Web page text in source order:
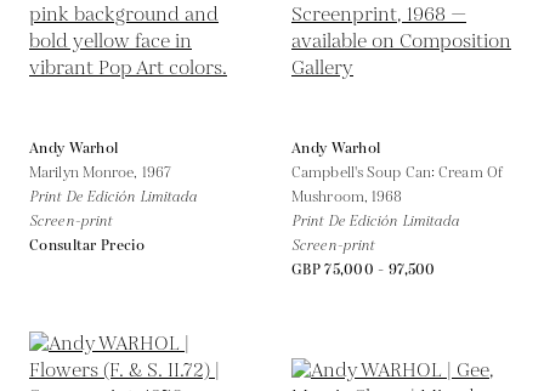
Andy Warhol
Marilyn Monroe, 1967
Print De Edición Limitada
Screen-print
Consultar Precio
Andy Warhol
Campbell's Soup Can: Cream Of
Mushroom, 1968
Print De Edición Limitada
Screen-print
GBP 75,000 - 97,500